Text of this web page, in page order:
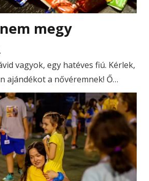
megy
vagyok, egy hatéves fiú. Kérlek,
ajándékot a nővéremnek! Ő…